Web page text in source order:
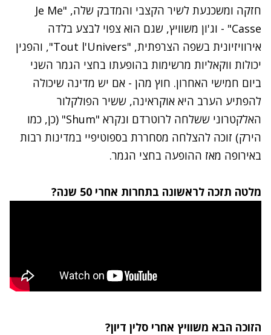
חזקה ומשכנעת לשיר הקצבי והמדבק שלה, "Je Me
Casse" - וג'ון משוויץ, שגם הוא צפוי לבצע בלדה
אירוויזיונית בשפה הצרפתית, "Tout l'Univers", והפגין
יכולות ווקאליות מרשימות בהופעתו בחצי הגמר השני
ביום חמישי האחרון. חוץ מהן - אם יש מדינה שיכולה
להפתיע הערב היא אוקראינה, ששיר הפולקלור
האלקטרוני ששלחה לרוטרדם ונקרא "Shum" (כן, כמו
הירק) זוכה להצלחה מסחררת בספוטיפיי במדינות רבות
באירופה מאז ההופעה בחצי הגמר.
מלטה תזכה לראשונה בתחרות אחרי 50 שנה?
הזוכה הבא משוויץ אחרי סלין דיון?